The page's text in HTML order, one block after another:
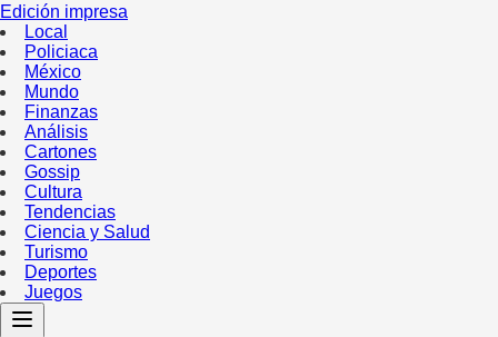
Edición impresa
Local
Policiaca
México
Mundo
Finanzas
Análisis
Cartones
Gossip
Cultura
Tendencias
Ciencia y Salud
Turismo
Deportes
Juegos